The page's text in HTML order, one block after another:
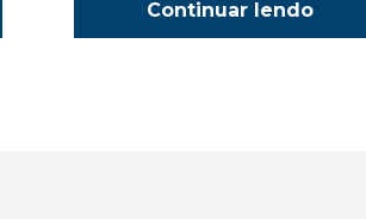
Continuar lendo